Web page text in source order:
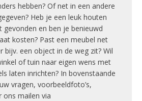
hebben? Of net in een andere
Heb je een leuk houten
gevonden en ben je benieuwd
kosten? Past een meubel net
bijv. een object in de weg zit? Wil
of tuin naar eigen wens met
laten inrichten? In bovenstaande
vragen, voorbeeldfoto’s,
ons mailen via